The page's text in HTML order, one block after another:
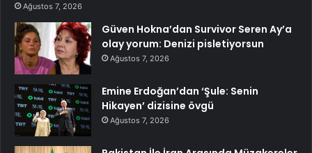
Ağustos 7, 2026
Güven Hokna’dan Survivor Seren Ay’a
olay yorum: Denizi pisletiyorsun
Ağustos 7, 2026
Emine Erdoğan’dan ‘Şule: Senin
Hikayen’ dizisine övgü
Ağustos 7, 2026